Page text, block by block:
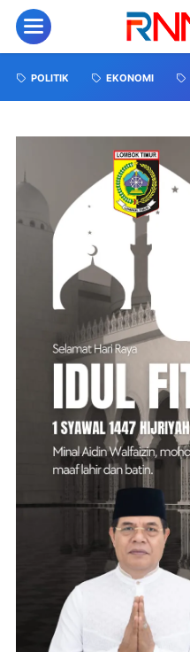
POLITIK EKONOMI